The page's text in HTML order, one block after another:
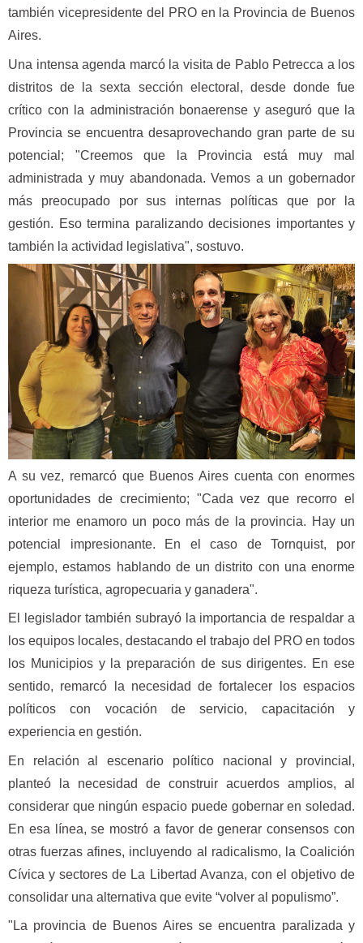
también vicepresidente del PRO en la Provincia de Buenos
Aires.
Una intensa agenda marcó la visita de Pablo Petrecca a los
distritos de la sexta sección electoral, desde donde fue
crítico con la administración bonaerense y aseguró que la
Provincia se encuentra desaprovechando gran parte de su
potencial; "Creemos que la Provincia está muy mal
administrada y muy abandonada. Vemos a un gobernador
más preocupado por sus internas políticas que por la
gestión. Eso termina paralizando decisiones importantes y
también la actividad legislativa", sostuvo.
A su vez, remarcó que Buenos Aires cuenta con enormes
oportunidades de crecimiento; "Cada vez que recorro el
interior me enamoro un poco más de la provincia. Hay un
potencial impresionante. En el caso de Tornquist, por
ejemplo, estamos hablando de un distrito con una enorme
riqueza turística, agropecuaria y ganadera".
El legislador también subrayó la importancia de respaldar a
los equipos locales, destacando el trabajo del PRO en todos
los Municipios y la preparación de sus dirigentes. En ese
sentido, remarcó la necesidad de fortalecer los espacios
políticos con vocación de servicio, capacitación y
experiencia en gestión.
En relación al escenario político nacional y provincial,
planteó la necesidad de construir acuerdos amplios, al
considerar que ningún espacio puede gobernar en soledad.
En esa línea, se mostró a favor de generar consensos con
otras fuerzas afines, incluyendo al radicalismo, la Coalición
Cívica y sectores de La Libertad Avanza, con el objetivo de
consolidar una alternativa que evite “volver al populismo”.
"La provincia de Buenos Aires se encuentra paralizada y